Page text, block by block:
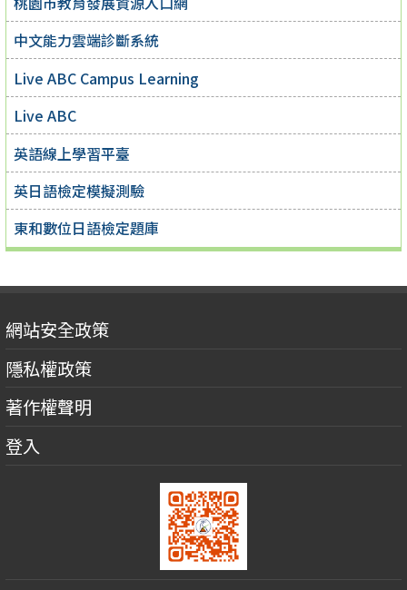
中文能力雲端診斷系統
Live ABC Campus Learning
Live ABC
英語線上學習平臺
英日語檢定模擬測驗
東和數位日語檢定題庫
網站安全政策
隱私權政策
著作權聲明
登入